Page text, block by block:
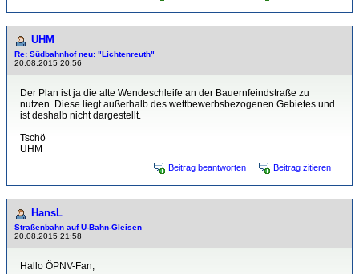
UHM
Re: Südbahnhof neu: "Lichtenreuth"
20.08.2015 20:56
Der Plan ist ja die alte Wendeschleife an der Bauernfeindstraße zu
nutzen. Diese liegt außerhalb des wettbewerbsbezogenen Gebietes und
ist deshalb nicht dargestellt.
Tschö
UHM
Beitrag beantworten Beitrag zitieren
HansL
Straßenbahn auf U-Bahn-Gleisen
20.08.2015 21:58
Hallo ÖPNV-Fan,